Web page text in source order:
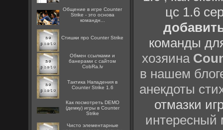
Общение в игре Counter
Strike - это основа
командн...
Стишки про Counter Strike
Oбмен ссылками и
банерами с сайтом
CobRa.lv
Тактика Нападения в
Counter Strike 1.6
Как посмотреть DEMO
(демку) игры в Counter
Strike
Чисто элементарные
цс 1.6
команды
хозяина
в нашем
анекдоты
отмазки
интересный